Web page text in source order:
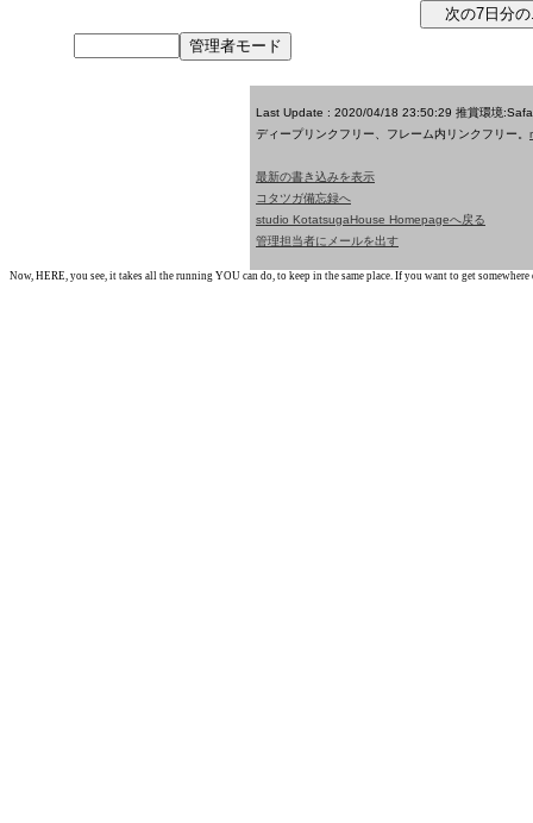
Last Update : 2020/04/18 23:50:29 推賞環境
ディープリンクフリー、フレーム内リンクフリー。
最新の書き込みを表示
コタツガ備忘録へ
studio KotatsugaHouse Homepageへ戻る
管理担当者にメールを出す
Now, HERE, you see, it takes all the running YOU can do, to keep in the same place. If you want to get